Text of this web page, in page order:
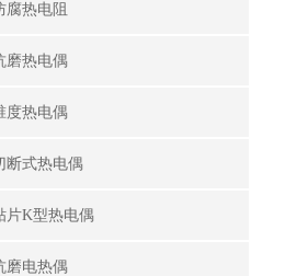
腐热电阻
磨热电偶
度热电偶
断式热电偶
片K型热电偶
磨电热偶